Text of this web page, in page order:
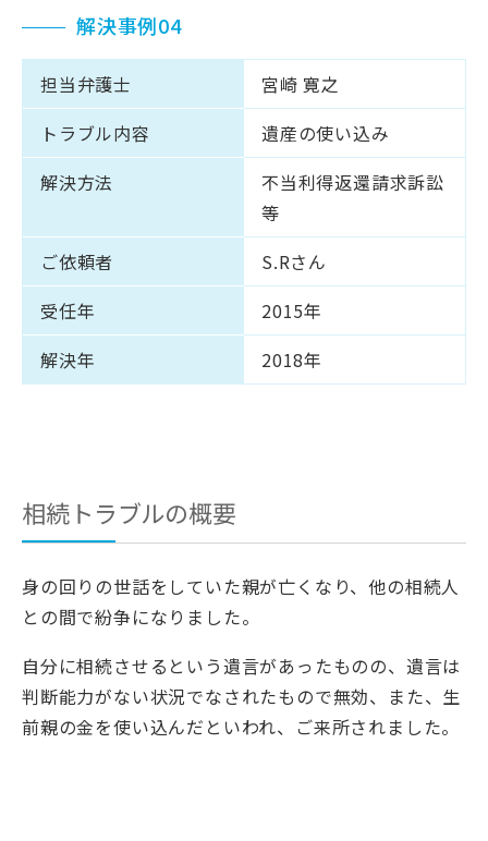
解決事例04
担当弁護士
宮崎 寛之
トラブル内容
遺産の使い込み
解決方法
不当利得返還請求訴訟
等
ご依頼者
S.Rさん
受任年
2015年
解決年
2018年
相続トラブルの概要
身の回りの世話をしていた親が亡くなり、他の相続人
との間で紛争になりました。
自分に相続させるという遺言があったものの、遺言は
判断能力がない状況でなされたもので無効、また、生
前親の金を使い込んだといわれ、ご来所されました。